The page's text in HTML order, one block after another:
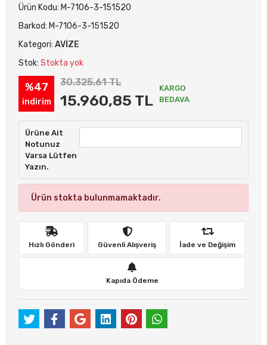
Ürün Kodu: M-7106-3-151520
Barkod: M-7106-3-151520
Kategori: AVİZE
Stok: Stokta yok
%47
indirim
30.325,61 TL
15.960,85 TL
KARGO
BEDAVA
Ürüne Ait
Notunuz
Varsa Lütfen
Yazın.
Ürün stokta bulunmamaktadır.
Hızlı Gönderi Güvenli Alışveriş İade ve Değişim
Kapıda Ödeme